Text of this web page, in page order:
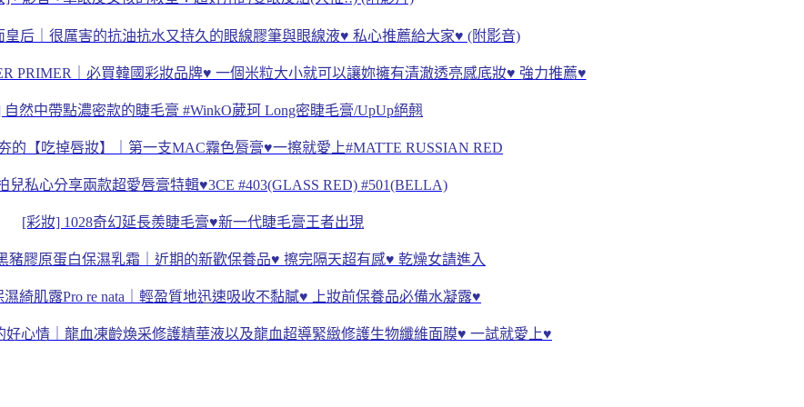
皇后｜很厲害的抗油抗水又持久的眼線膠筆與眼線液♥ 私心推薦給大家♥ (附影音)
PRIMER｜必買韓國彩妝品牌♥ 一個米粒大小就可以讓妳擁有清澈透亮感底妝♥ 強力推薦♥
自然中帶點濃密款的睫毛膏 #WinkO葳珂 Long密睫毛膏/UpUp絕翹
的【吃掉唇妝】｜第一支MAC霧色脣膏♥一擦就愛上#MATTE RUSSIAN RED
兒私心分享兩款超愛唇膏特輯♥3CE #403(GLASS RED) #501(BELLA)
[彩妝] 1028奇幻延長羨睫毛膏♥新一代睫毛膏王者出現
豬膠原蛋白保濕乳霜｜近期的新歡保養品♥ 擦完隔天超有感♥ 乾燥女請進入
綺肌露Pro re nata｜輕盈質地迅速吸收不黏膩♥ 上妝前保養品必備水凝露♥
好心情｜龍血凍齡煥采修護精華液以及龍血超導緊緻修護生物纖維面膜♥ 一試就愛上♥